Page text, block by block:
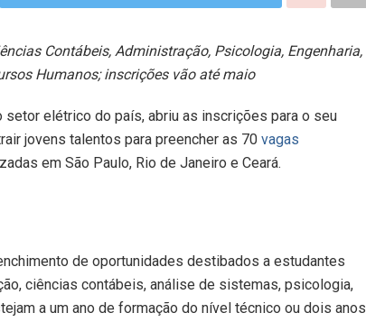
Contábeis, Administração, Psicologia, Engenharia,
Humanos; inscrições vão até maio
elétrico do país, abriu as inscrições para o seu
jovens talentos para preencher as 70 vagas
em São Paulo, Rio de Janeiro e Ceará.
de oportunidades destibados a estudantes
ciências contábeis, análise de sistemas, psicologia,
a um ano de formação do nível técnico ou dois anos